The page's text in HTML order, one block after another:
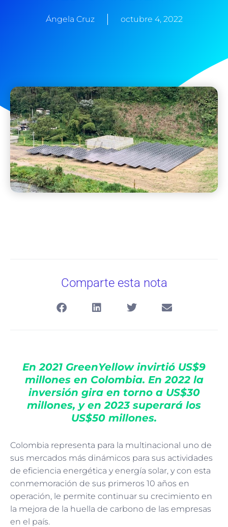
Ángela Cruz octubre 4, 2022
Comparte esta nota
En 2021 GreenYellow invirtió US$9
millones en Colombia. En 2022 la
inversión gira en torno a US$30
millones, y en 2023 superará los
US$50 millones.
Colombia representa para la multinacional uno de
sus mercados más dinámicos para sus actividades
de eficiencia energética y energía solar, y con esta
conmemoración de sus primeros 10 años en
operación, le permite continuar su crecimiento en
la mejora de la huella de carbono de las empresas
en el país.